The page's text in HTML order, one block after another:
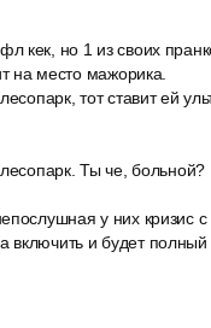
но 1 из своих
на место мажорика.
тот ставит ей
Ты че,
у них кризис
включить и будет полный